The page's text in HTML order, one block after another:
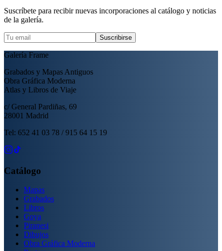
Suscríbete para recibir nuevas incorporaciones al catálogo y noticias
de la galería.
Suscribirse
Galería Frame
Grabados y Mapas Antiguos
Obra Gráfica Moderna
Atlas y Libros de Viaje
c/ General Pardiñas, 69
28001 Madrid
Tel: 652 41 03 78 / 915 64 15 19
Catálogo
Mapas
Grabados
Libros
Goya
Piranesi
Dibujos
Obra Gráfica Moderna